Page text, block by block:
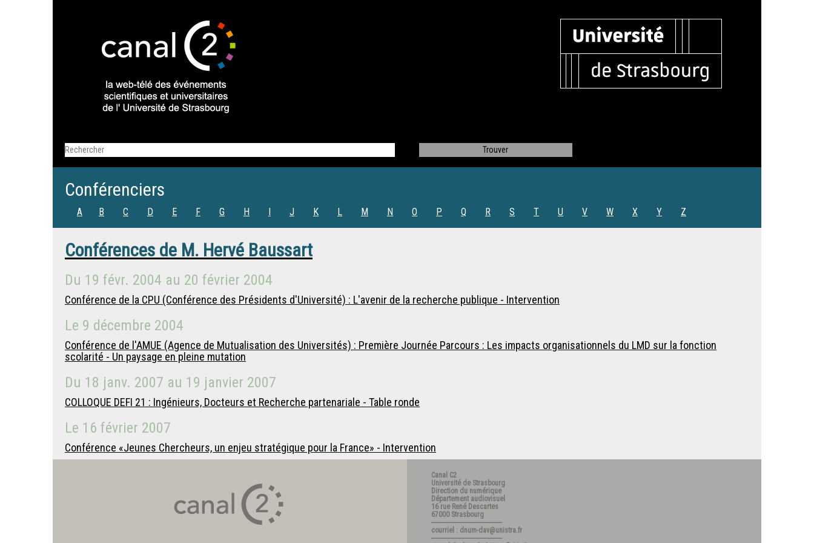
Conférenciers
A B C D E F G H I J K L M N O P Q R S T U V W X Y Z
Conférences de M. Hervé Baussart
Du 19 févr. 2004 au 20 février 2004
Conférence de la CPU (Conférence des Présidents d'Université) : L'avenir de la recherche publique - Intervention
Le 9 décembre 2004
Conférence de l'AMUE (Agence de Mutualisation des Universités) : Première Journée Parcours : Les impacts organisationnels du LMD sur la fonction
scolarité - Un paysage en pleine mutation
Du 18 janv. 2007 au 19 janvier 2007
COLLOQUE DEFI 21 : Ingénieurs, Docteurs et Recherche partenariale - Table ronde
Le 16 février 2007
Conférence «Jeunes Chercheurs, un enjeu stratégique pour la France» - Intervention
Canal C2
Université de Strasbourg
Direction du numérique
Département audiovisuel
16 rue René Descartes
67000 Strasbourg
---------------------------------------
courriel : dnum-dav@unistra.fr
---------------------------------------